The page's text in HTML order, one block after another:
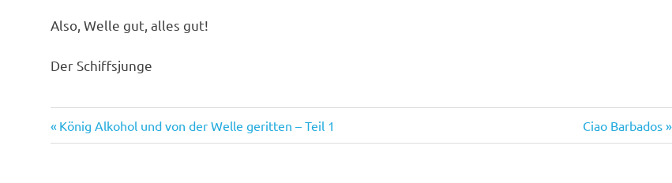
Also, Welle gut, alles gut!
Der Schiffsjunge
Beitragsnavigation
Vorheriger
Beitrag:
König Alkohol und von der Welle geritten – Teil 1
Nächster
Beitrag:
Ciao Barbados